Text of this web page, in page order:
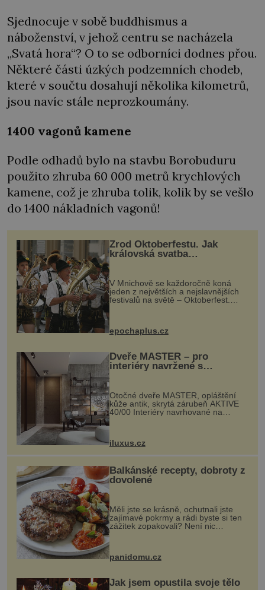
Sjednocuje v sobě buddhismus a
náboženství, v jehož centru se nacházela
„Svatá hora“? O to se odborníci dodnes přou.
Některé části úzkých podzemních chodeb,
které v součtu dosahují několika kilometrů,
jsou navíc stále neprozkoumány.
1400 vagonů kamene
Podle odhadů bylo na stavbu Borobuduru
použito zhruba 60 000 metrů krychlových
kamene, což je zhruba tolik, kolik by se vešlo
do 1400 nákladních vagonů!
Zrod Oktoberfestu. Jak
královská svatba
odstartovala největší pivní
festival světa
V Mnichově se každoročně koná
jeden z největších a nejslavnějších
festivalů na světě – Oktoberfest.
návštěvníků, kteří si vychutnávají
kultur...
epochaplus.cz
Dveře MASTER – pro
interiéry navržené s
rozumem i vášní!
Otočné dveře MASTER, opláštění
kůže antik, skrytá zárubeň AKTIVE
40/00 Interiéry navrhované na
zakázku často vyžadují atypické
rozměry nejen nábytku, ale i
dnes umož...
iluxus.cz
Balkánské recepty, dobroty z
dovolené
Měli jste se krásně, ochutnali jste
zajímavé pokrmy a rádi byste si ten
zážitek zopakovali? Není nic
snazšího. Pljeskavica (10 porcí)
Možná jste ji ochutnali na dovolené v
panidomu.cz
Jak jsem opustila svoje tělo